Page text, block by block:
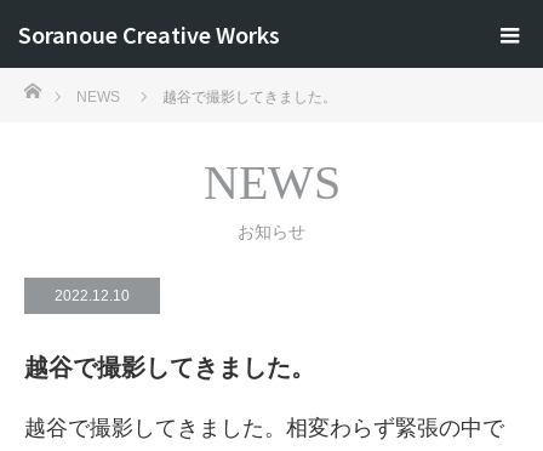
Soranoue Creative Works
ホームNEWS 越谷で撮影してきました。
NEWS
お知らせ
2022.12.10
越谷で撮影してきました。
越谷で撮影してきました。相変わらず緊張の中で